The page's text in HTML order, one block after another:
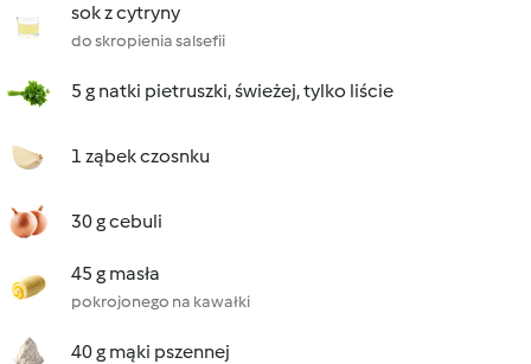
sok z cytryny
do skropienia salsefii
5 g natki pietruszki, świeżej, tylko liście
1 ząbek czosnku
30 g cebuli
45 g masła
pokrojonego na kawałki
40 g mąki pszennej